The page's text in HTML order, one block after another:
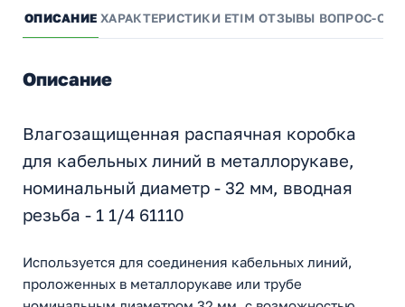
ОПИСАНИЕ ХАРАКТЕРИСТИКИ ETIM ОТЗЫВЫ ВОПРОС-
Описание
Влагозащищенная распаячная коробка
для кабельных линий в металлорукаве,
номинальный диаметр - 32 мм, вводная
резьба - 1 1/4 61110
Используется для соединения кабельных линий,
проложенных в металлорукаве или трубе